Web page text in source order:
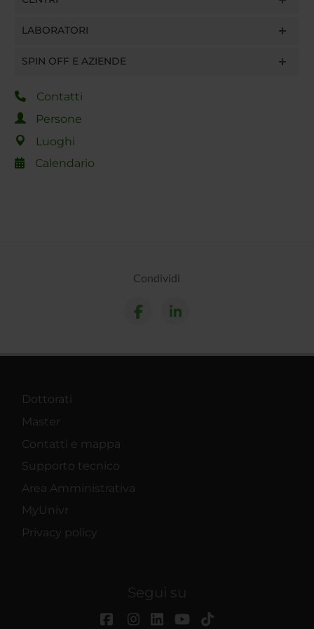
LABORATORI
SPIN OFF E AZIENDE
Contatti
Persone
Luoghi
Calendario
Condividi
Dottorati
Master
Contatti e mappa
Supporto tecnico
Area Amministrativa
MyUnivr
Privacy policy
Segui su